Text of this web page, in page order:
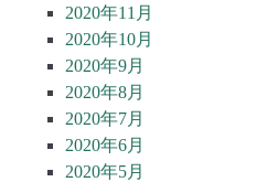
2020年11月
2020年10月
2020年9月
2020年8月
2020年7月
2020年6月
2020年5月